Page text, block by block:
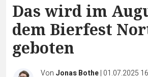
Das wird im
dem Bierfest
geboten
Von Jonas Bothe| 01.07.2025